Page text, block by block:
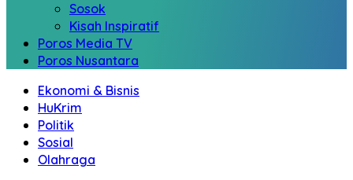
Sosok
Kisah Inspiratif
Poros Media TV
Poros Nusantara
Ekonomi & Bisnis
HuKrim
Politik
Sosial
Olahraga